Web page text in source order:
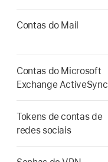
Contas do Mail
Contas do Microsoft
Exchange ActiveSync
Tokens de contas de
redes sociais